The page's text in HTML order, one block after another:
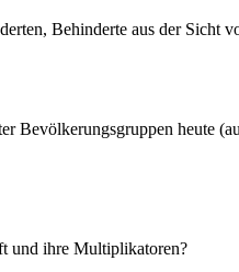
Behinderte aus der Sicht
Bevölkerungsgruppen heute
und ihre Multiplikatoren?